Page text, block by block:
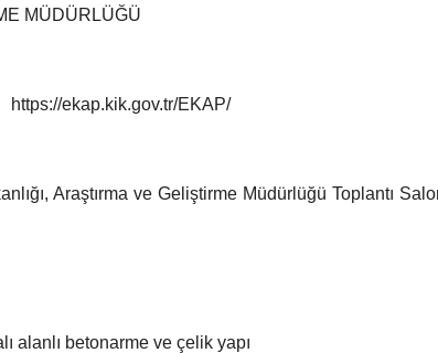
MÜDÜRLÜĞÜ
ekap.kik.gov.tr/EKAP/
ve Geliştirme Müdürlüğü Toplantı
alanlı betonarme ve çelik yapı